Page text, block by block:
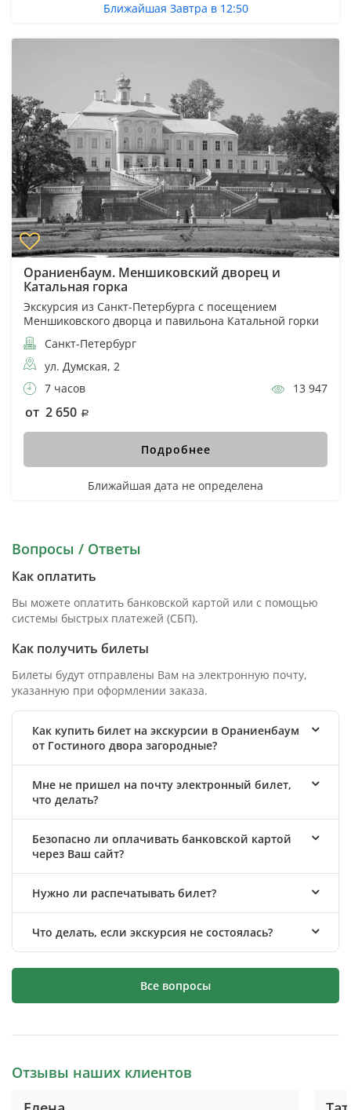
Ближайшая Завтра в 12:50
Ораниенбаум. Меншиковский дворец и
Катальная горка
Экскурсия из Санкт-Петербурга с посещением
Меншиковского дворца и павильона Катальной горки
Санкт-Петербург
ул. Думская, 2
7 часов
13 947
от 2 650
Подробнее
Ближайшая дата не определена
Вопросы / Ответы
Как оплатить
Вы можете оплатить банковской картой или с помощью
системы быстрых платежей (СБП).
Как получить билеты
Билеты будут отправлены Вам на электронную почту,
указанную при оформлении заказа.
Как купить билет на экскурсии в Ораниенбаум
от Гостиного двора загородные?
Мне не пришел на почту электронный билет,
что делать?
Безопасно ли оплачивать банковской картой
через Ваш сайт?
Нужно ли распечатывать билет?
Что делать, если экскурсия не состоялась?
Все вопросы
Отзывы наших клиентов